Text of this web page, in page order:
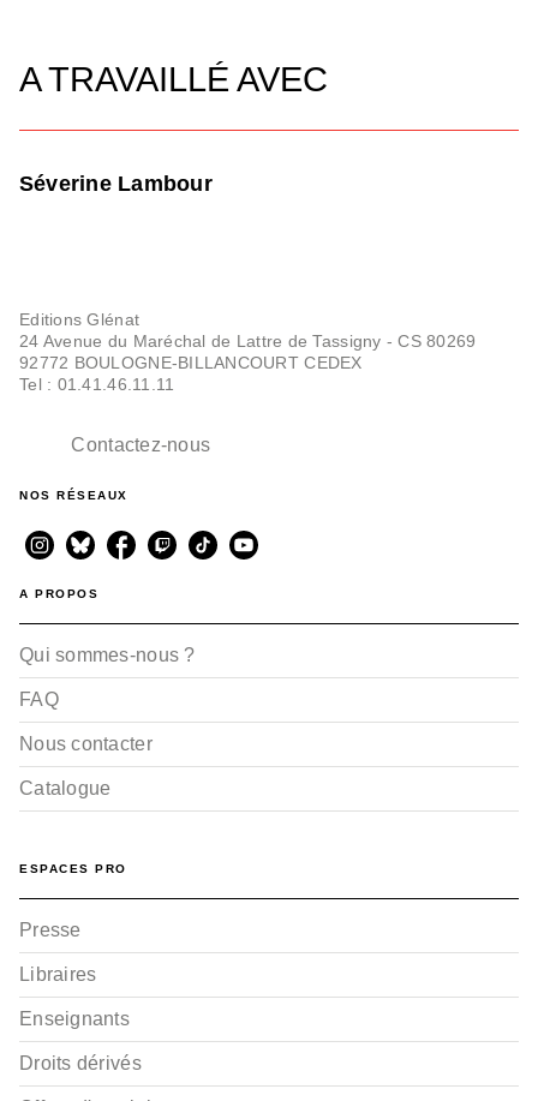
A TRAVAILLÉ AVEC
Séverine Lambour
Editions Glénat
24 Avenue du Maréchal de Lattre de Tassigny - CS 80269
92772 BOULOGNE-BILLANCOURT CEDEX
Tel : 01.41.46.11.11
Contactez-nous
NOS RÉSEAUX
A PROPOS
Qui sommes-nous ?
FAQ
Nous contacter
Catalogue
ESPACES PRO
Presse
Libraires
Enseignants
Droits dérivés